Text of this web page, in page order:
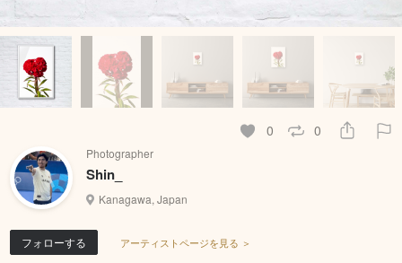
0 0
Photographer
Shin_
Kanagawa, Japan
フォローする アーティストページを見る ＞